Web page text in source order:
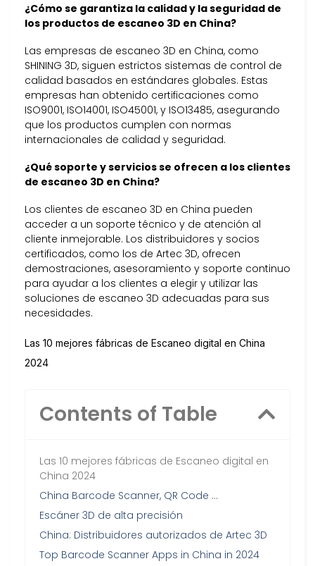
¿Cómo se garantiza la calidad y la seguridad de
los productos de escaneo 3D en China?
Las empresas de escaneo 3D en China, como
SHINING 3D, siguen estrictos sistemas de control de
calidad basados en estándares globales. Estas
empresas han obtenido certificaciones como
ISO9001, ISO14001, ISO45001, y ISO13485, asegurando
que los productos cumplen con normas
internacionales de calidad y seguridad.
¿Qué soporte y servicios se ofrecen a los clientes
de escaneo 3D en China?
Los clientes de escaneo 3D en China pueden
acceder a un soporte técnico y de atención al
cliente inmejorable. Los distribuidores y socios
certificados, como los de Artec 3D, ofrecen
demostraciones, asesoramiento y soporte continuo
para ayudar a los clientes a elegir y utilizar las
soluciones de escaneo 3D adecuadas para sus
necesidades.
Las 10 mejores fábricas de Escaneo digital en China
2024
Contents of Table
Las 10 mejores fábricas de Escaneo digital en
China 2024
China Barcode Scanner, QR Code …
Escáner 3D de alta precisión
China: Distribuidores autorizados de Artec 3D
Top Barcode Scanner Apps in China in 2024